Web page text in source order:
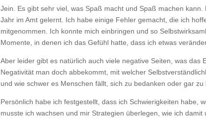
Jein. Es gibt sehr viel, was Spaß macht und Spaß machen
Jahr im Amt gelernt. Ich habe einige Fehler gemacht, die ich
mitgenommen. Ich konnte mich einbringen und so
Momente, in denen ich das Gefühl hatte, dass ich etwas
Aber leider gibt es natürlich auch viele negative Seiten, was
Negativität man doch abbekommt, mit welcher
und wie schwer es Menschen fällt, sich zu bedanken oder gar zu
Persönlich habe ich festgestellt, dass ich Schwierigkeiten habe,
musste ich wachsen und mir Strategien überlegen, wie ich